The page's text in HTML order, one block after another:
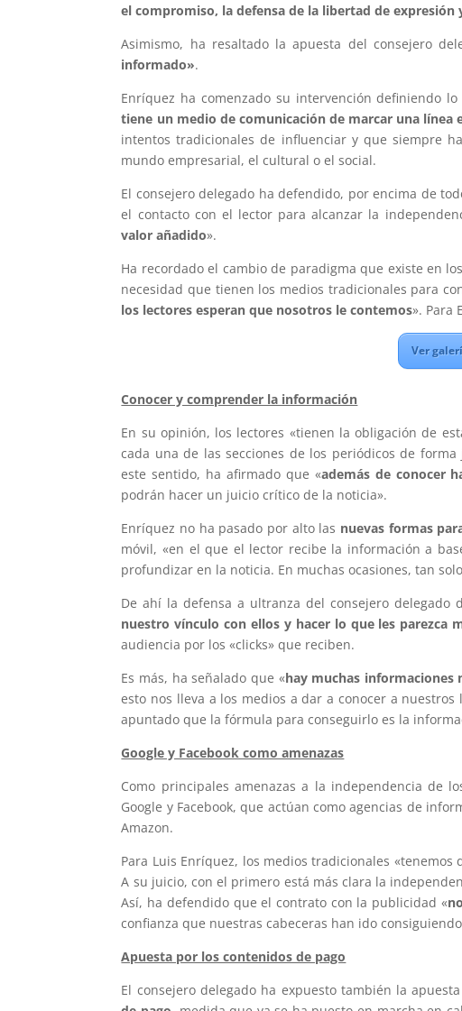
el compromiso, la defensa de la libertad de expresión
Asimismo, ha resaltado la apuesta del consejero
informado».
Enríquez ha comenzado su intervención definiendo
tiene un medio de comunicación de marcar una línea
intentos tradicionales de influenciar y que siempre
mundo empresarial, el cultural o el social.
El consejero delegado ha defendido, por encima de
el contacto con el lector para alcanzar la
valor añadido».
Ha recordado el cambio de paradigma que existe en
necesidad que tienen los medios tradicionales para
los lectores esperan que nosotros le contemos». Para
Ver
Conocer y comprender la información
En su opinión, los lectores «tienen la obligación de
cada una de las secciones de los periódicos de
este sentido, ha afirmado que «además de conocer
podrán hacer un juicio crítico de la noticia».
Enríquez no ha pasado por alto las nuevas formas
móvil, «en el que el lector recibe la información a
profundizar en la noticia. En muchas ocasiones, tan
De ahí la defensa a ultranza del consejero delegado
nuestro vínculo con ellos y hacer lo que les parezca
audiencia por los «clicks» que reciben.
Es más, ha señalado que «hay muchas
esto nos lleva a los medios a dar a conocer a
apuntado que la fórmula para conseguirlo es la
Google y Facebook como amenazas
Como principales amenazas a la independencia de
Google y Facebook, que actúan como agencias de
Amazon.
Para Luis Enríquez, los medios tradicionales «tenemos
A su juicio, con el primero está más clara la
Así, ha defendido que el contrato con la publicidad «
confianza que nuestras cabeceras han ido
Apuesta por los contenidos de pago
El consejero delegado ha expuesto también la